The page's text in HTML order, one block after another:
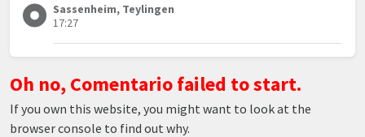
Sassenheim, Teylingen
17:27
Oh no, Comentario failed to start.
If you own this website, you might want to look at the
browser console to find out why.